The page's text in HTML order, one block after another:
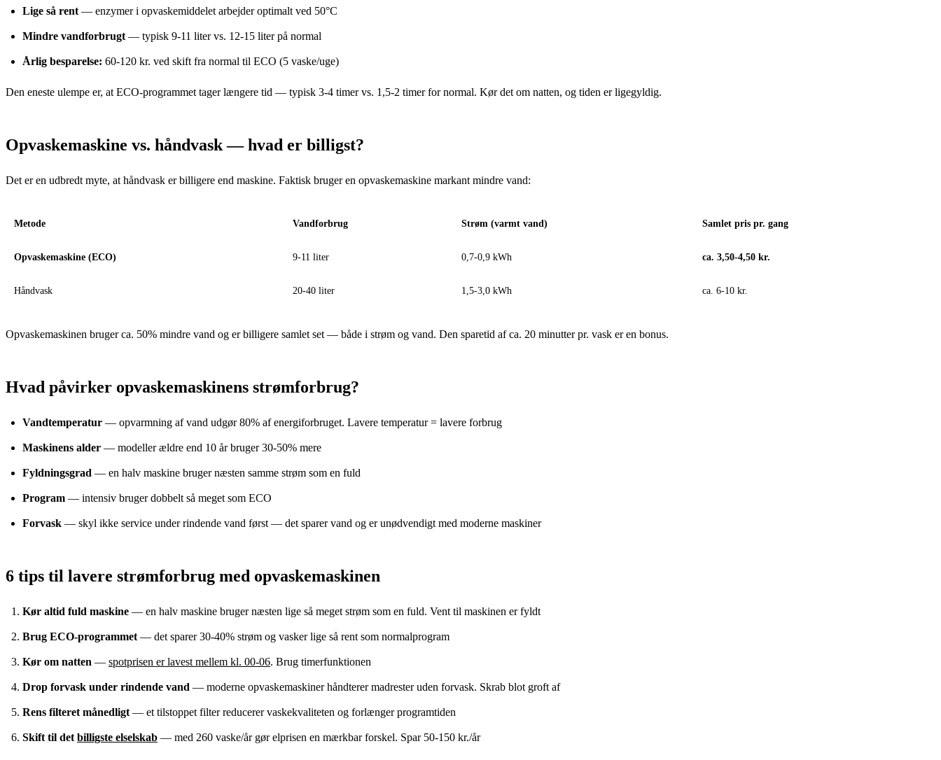
Lige så rent — enzymer i opvaskemiddelet arbejder optimalt ved 50°C
Mindre vandforbrugt — typisk 9-11 liter vs. 12-15 liter på normal
Årlig besparelse: 60-120 kr. ved skift fra normal til ECO (5 vaske/uge)
Den eneste ulempe er, at ECO-programmet tager længere tid — typisk 3-4 timer vs. 1,5-2 timer for normal. Kør det om natten, og tiden er ligegyldig.
Opvaskemaskine vs. håndvask — hvad er billigst?
Det er en udbredt myte, at håndvask er billigere end maskine. Faktisk bruger en opvaskemaskine markant mindre vand:
Metode Vandforbrug Strøm (varmt vand) Samlet pris pr. gang
Opvaskemaskine (ECO) 9-11 liter 0,7-0,9 kWh ca. 3,50-4,50 kr.
Håndvask 20-40 liter 1,5-3,0 kWh ca. 6-10 kr.
Opvaskemaskinen bruger ca. 50% mindre vand og er billigere samlet set — både i strøm og vand. Den sparetid af ca. 20 minutter pr. vask er en bonus.
Hvad påvirker opvaskemaskinens strømforbrug?
Vandtemperatur — opvarmning af vand udgør 80% af energiforbruget. Lavere temperatur = lavere forbrug
Maskinens alder — modeller ældre end 10 år bruger 30-50% mere
Fyldningsgrad — en halv maskine bruger næsten samme strøm som en fuld
Program — intensiv bruger dobbelt så meget som ECO
Forvask — skyl ikke service under rindende vand først — det sparer vand og er unødvendigt med moderne maskiner
6 tips til lavere strømforbrug med opvaskemaskinen
Kør altid fuld maskine — en halv maskine bruger næsten lige så meget strøm som en fuld. Vent til maskinen er fyldt
Brug ECO-programmet — det sparer 30-40% strøm og vasker lige så rent som normalprogram
Kør om natten — spotprisen er lavest mellem kl. 00-06. Brug timerfunktionen
Drop forvask under rindende vand — moderne opvaskemaskiner håndterer madrester uden forvask. Skrab blot groft af
Rens filteret månedligt — et tilstoppet filter reducerer vaskekvaliteten og forlænger programtiden
Skift til det billigste elselskab — med 260 vaske/år gør elprisen en mærkbar forskel. Spar 50-150 kr./år